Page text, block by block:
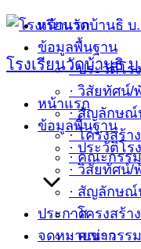
Skip
content
โรงเรียนวัดบ้านธิ
หน้าแรก
ข้อมูลพื้นฐาน
· ประวัติโร
· วิสัยทัศน์
· สัญลักษณ์
· โครงสร้
· คณะกรร
หน้าแรก
ข้อมูลพื้นฐาน
· ประวัติโร
· วิสัยทัศน์
· สัญลักษณ์
· โครงสร้
· คณะกรร
ประกาศ
จดหมายข่าว